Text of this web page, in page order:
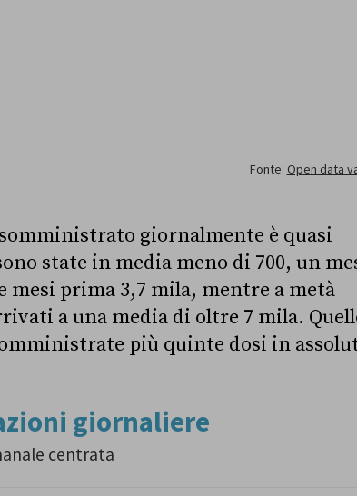
giornalmente è quasi
state in media meno di 700, un
mesi prima 3,7 mila, mentre a metà
a una media di oltre 7 mila.
più quinte dosi in